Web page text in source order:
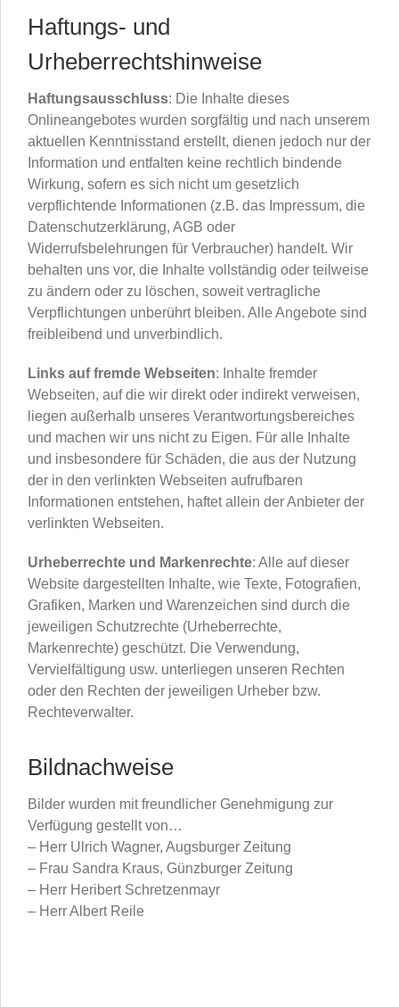
Haftungs- und
Urheberrechtshinweise
Haftungsausschluss: Die Inhalte dieses
Onlineangebotes wurden sorgfältig und nach unserem
aktuellen Kenntnisstand erstellt, dienen jedoch nur der
Information und entfalten keine rechtlich bindende
Wirkung, sofern es sich nicht um gesetzlich
verpflichtende Informationen (z.B. das Impressum, die
Datenschutzerklärung, AGB oder
Widerrufsbelehrungen für Verbraucher) handelt. Wir
behalten uns vor, die Inhalte vollständig oder teilweise
zu ändern oder zu löschen, soweit vertragliche
Verpflichtungen unberührt bleiben. Alle Angebote sind
freibleibend und unverbindlich.
Links auf fremde Webseiten: Inhalte fremder
Webseiten, auf die wir direkt oder indirekt verweisen,
liegen außerhalb unseres Verantwortungsbereiches
und machen wir uns nicht zu Eigen. Für alle Inhalte
und insbesondere für Schäden, die aus der Nutzung
der in den verlinkten Webseiten aufrufbaren
Informationen entstehen, haftet allein der Anbieter der
verlinkten Webseiten.
Urheberrechte und Markenrechte: Alle auf dieser
Website dargestellten Inhalte, wie Texte, Fotografien,
Grafiken, Marken und Warenzeichen sind durch die
jeweiligen Schutzrechte (Urheberrechte,
Markenrechte) geschützt. Die Verwendung,
Vervielfältigung usw. unterliegen unseren Rechten
oder den Rechten der jeweiligen Urheber bzw.
Rechteverwalter.
Bildnachweise
Bilder wurden mit freundlicher Genehmigung zur
Verfügung gestellt von…
– Herr Ulrich Wagner, Augsburger Zeitung
– Frau Sandra Kraus, Günzburger Zeitung
– Herr Heribert Schretzenmayr
– Herr Albert Reile